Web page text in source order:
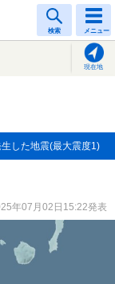
検索 メニュー
現在地
した地震(最大震度1)
年07月02日15:22発表